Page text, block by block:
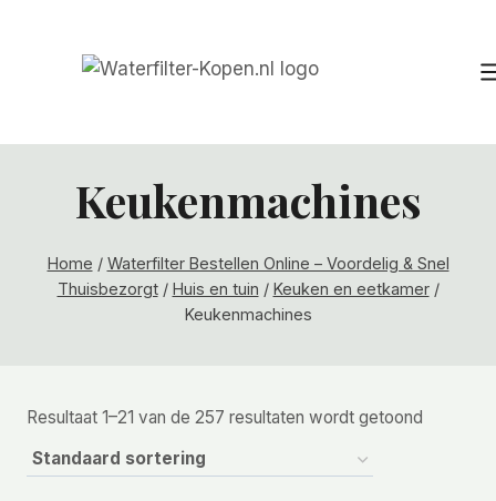
Keukenmachines
Home / Waterfilter Bestellen Online – Voordelig & Snel
Thuisbezorgt / Huis en tuin / Keuken en eetkamer /
Keukenmachines
Resultaat 1–21 van de 257 resultaten wordt getoond